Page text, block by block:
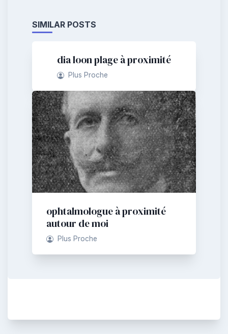
SIMILAR POSTS
dia loon plage à proximité
Plus Proche
ophtalmologue à proximité
autour de moi
Plus Proche